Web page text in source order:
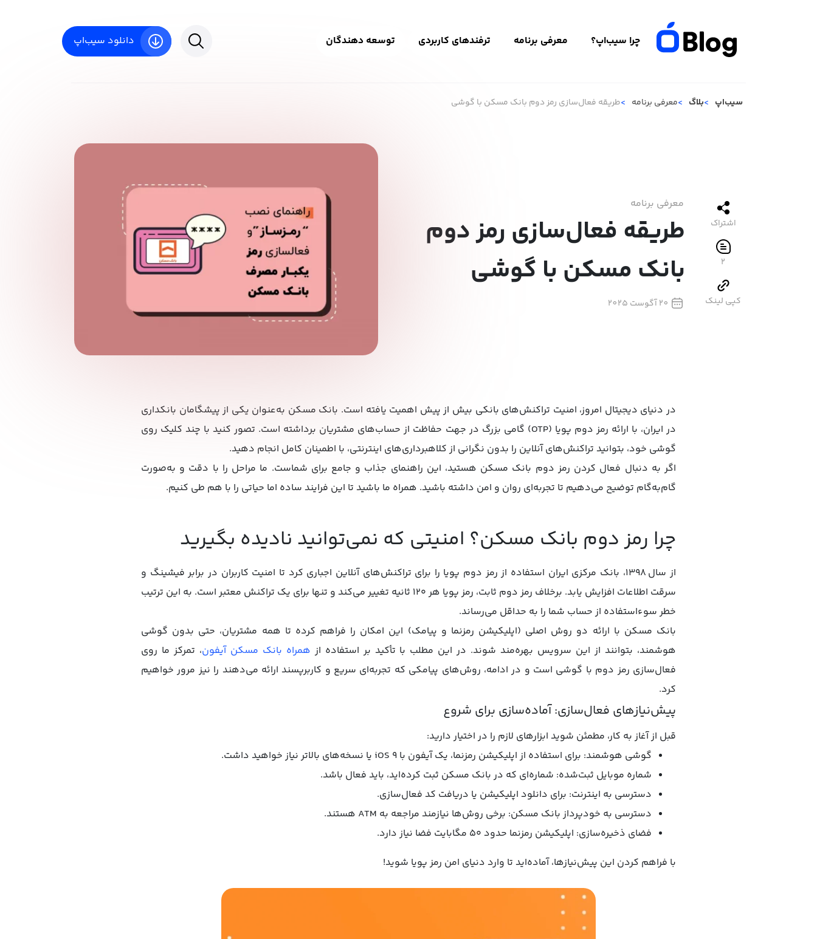
چرا سیب‌اپ؟ معرفی برنامه ترفندهای کاربردی توسعه دهندگان دانلود سیب‌اپ
سیب‌اپ بلاگ معرفی برنامه طریقه فعال‌سازی رمز دوم بانک مسکن با گوشی
معرفی برنامه
طریقه فعال‌سازی رمز دوم
بانک مسکن با گوشی
20 آگوست 2025
اشتراک
2
کپی لینک
در دنیای دیجیتال امروز، امنیت تراکنش‌های بانکی بیش از پیش اهمیت یافته است. بانک مسکن به‌عنوان یکی از پیشگامان بانکداری
در ایران، با ارائه رمز دوم پویا (OTP) گامی بزرگ در جهت حفاظت از حساب‌های مشتریان برداشته است. تصور کنید با چند کلیک روی
گوشی خود، بتوانید تراکنش‌های آنلاین را بدون نگرانی از کلاهبرداری‌های اینترنتی، با اطمینان کامل انجام دهید.
اگر به دنبال فعال کردن رمز دوم بانک مسکن هستید، این راهنمای جذاب و جامع برای شماست. ما مراحل را با دقت و به‌صورت
گام‌به‌گام توضیح می‌دهیم تا تجربه‌ای روان و امن داشته باشید. همراه ما باشید تا این فرایند ساده اما حیاتی را با هم طی کنیم.
چرا رمز دوم بانک مسکن؟ امنیتی که نمی‌توانید نادیده بگیرید
از سال ۱۳۹۸، بانک مرکزی ایران استفاده از رمز دوم پویا را برای تراکنش‌های آنلاین اجباری کرد تا امنیت کاربران در برابر فیشینگ و
سرقت اطلاعات افزایش یابد. برخلاف رمز دوم ثابت، رمز پویا هر ۱۲۰ ثانیه تغییر می‌کند و تنها برای یک تراکنش معتبر است. به این ترتیب
خطر سوءاستفاده از حساب شما را به حداقل می‌رساند.
بانک مسکن با ارائه دو روش اصلی (اپلیکیشن رمزنما و پیامک) این امکان را فراهم کرده تا همه مشتریان، حتی بدون گوشی
هوشمند، بتوانند از این سرویس بهره‌مند شوند. در این مطلب با تأکید بر استفاده از همراه بانک مسکن آیفون، تمرکز ما روی
فعال‌سازی رمز دوم با گوشی است و در ادامه، روش‌های پیامکی که تجربه‌ای سریع و کاربرپسند ارائه می‌دهند را نیز مرور خواهیم
کرد.
پیش‌نیازهای فعال‌سازی: آماده‌سازی برای شروع
قبل از آغاز به کار، مطمئن شوید ابزارهای لازم را در اختیار دارید:
گوشی هوشمند: برای استفاده از اپلیکیشن رمزنما، یک آيفون با iOS 9 یا نسخه‌های بالاتر نیاز خواهید داشت.
شماره موبایل ثبت‌شده: شماره‌ای که در بانک مسکن ثبت کرده‌اید، باید فعال باشد.
دسترسی به اینترنت: برای دانلود اپلیکیشن یا دریافت کد فعال‌سازی.
دسترسی به خودپرداز بانک مسکن: برخی روش‌ها نیازمند مراجعه به ATM هستند.
فضای ذخیره‌سازی: اپلیکیشن رمزنما حدود ۵۰ مگابایت فضا نیاز دارد.
با فراهم کردن این پیش‌نیازها، آماده‌اید تا وارد دنیای امن رمز پویا شوید!